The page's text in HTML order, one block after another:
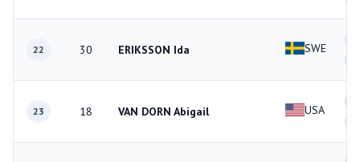
22 30 ERIKSSON Ida SWE
23 18 VAN DORN Abigail USA